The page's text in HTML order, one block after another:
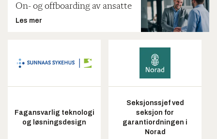
On- og offboarding av ansatte
Les mer
Fagansvarlig teknologi
og løsningsdesign
Seksjonssjef ved
seksjon for
garantiordningen i
Norad